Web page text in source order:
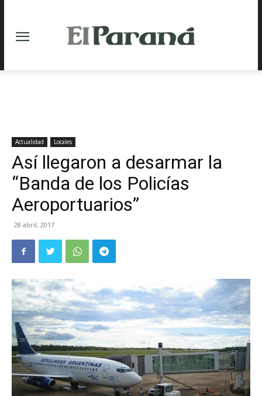
Actualidad Locales
Así llegaron a desarmar la
“Banda de los Policías
Aeroportuarios”
28 abril, 2017